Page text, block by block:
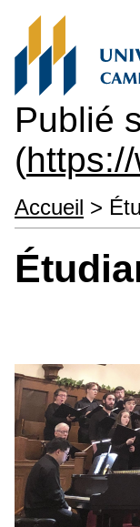
Publié
(
Accueil >